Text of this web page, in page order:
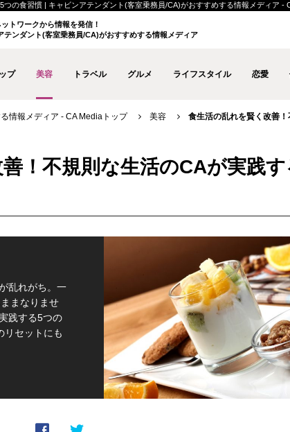
の食習慣 | キャビンアテンダント(客室乗務員/CA)がおすすめする情報メディア -
トワークから情報を発信！
テンダント(客室乗務員/CA)がおすすめする情報メディア
プ 美容 トラベル グルメ ライフスタイル 恋愛
情報メディア - CA Mediaトップ 美容 食生活の乱れを賢く改善
！不規則な生活のCAが実践
乱れがち。一
まなりませ
践する5つの
リセットにも